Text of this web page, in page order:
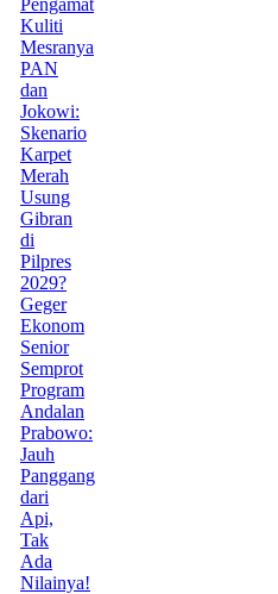
Kuliti
Mesranya
PAN
dan
Jokowi:
Skenario
Karpet
Merah
Usung
Gibran
di
Pilpres
2029?
Geger
Ekonom
Senior
Semprot
Program
Andalan
Prabowo:
Jauh
Panggang
dari
Api,
Tak
Ada
Nilainya!